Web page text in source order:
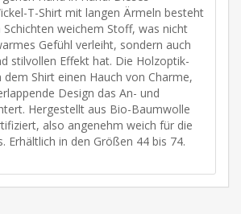
T-Shirt mit langen Ärmeln besteht
Schichten weichem Stoff, was nicht
Gefühl verleiht, sondern auch
stilvollen Effekt hat. Die Holzoptik-
dem Shirt einen Hauch von Charme,
Design das An- und
Hergestellt aus Bio-Baumwolle
also angenehm weich für die
Erhältlich in den Größen 44 bis 74.